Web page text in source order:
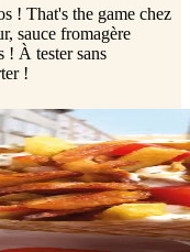
! That's the game chez
sauce fromagère
! À tester sans
!